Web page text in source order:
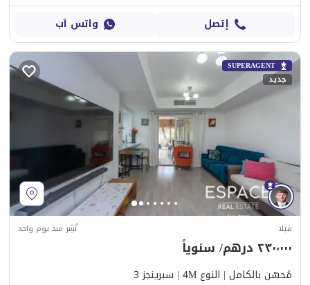
إتصل واتس آب
SUPERAGENT
جديد
فيلا نُشِر منذ يوم واحد
٢٣٠٬٠٠٠ درهم/ سنوياً
مُحسّن بالكامل | النوع 4M | سبرينجز 3